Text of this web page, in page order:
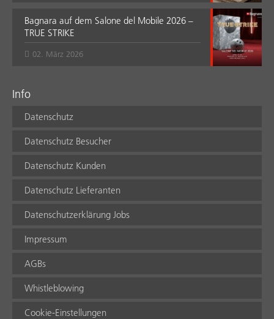
Bagnara auf dem Salone del Mobile 2026 –
TRUE STRIKE
02. März 2026
Info
Datenschutz
Datenschutz Besucher
Datenschutz Kunden
Datenschutz Lieferanten
Datenschutzerklärung Jobs
Impressum
AGBs
Whistleblowing
Cookie-Einstellungen